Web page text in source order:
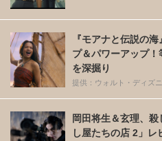
『モアナと伝説の
プ＆パワーアップ
を深掘り
提供：ウォルト・ディズ
岡田将生＆玄理、
し屋たちの店 2」レ